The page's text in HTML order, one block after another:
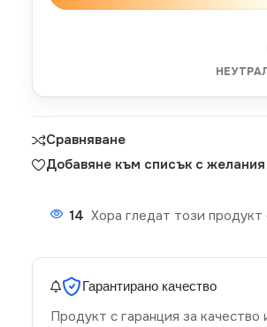
Сравняване
Добавяне към списък с желания
14 Хора гледат този продукт
Гарантирано качество
Продукт с гаранция за качество